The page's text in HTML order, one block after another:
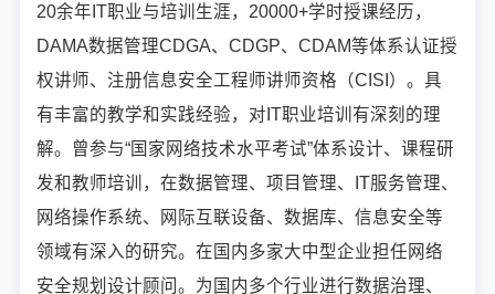
20余年IT职业与培训生涯，20000+学时授课经历，
DAMA数据管理CDGA、CDGP、CDAM等体系认证授
权讲师、注册信息安全工程师讲师资格（CISI）。具
有丰富的教学和实践经验，对IT职业培训有深刻的理
解。曾参与“国家网络技术水平考试”体系设计、课程研
发和教师培训，在数据管理、项目管理、IT服务管理、
网络操作系统、网际互联设备、数据库、信息安全等
领域有深入的研究。在国内多家大中型企业担任网络
安全规划设计顾问。为国内多个行业进行数据治理、